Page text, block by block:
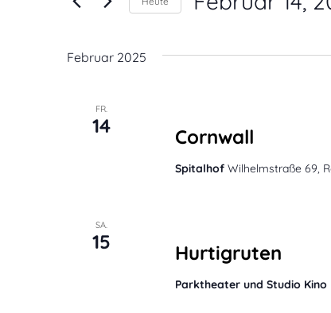
Schlüsselwort.
Februar 2025
FR.
14 Cornwall
Spitalhof Wilhelmstraße 69,
SA.
15 Hurtigruten
Parktheater und Studio Kino